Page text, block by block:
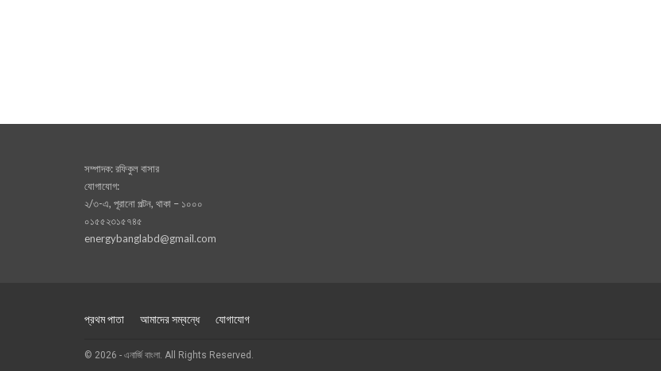
সম্পাদক: রফিকুল বাসার
যোগাযোগ:
২/৩-এ, পূরানো পল্টন, থাকা – ১০০০
০১৫৫২৩১৫৭৪৫
energybanglabd@gmail.com
প্রথম পাতা আমাদের সম্বন্ধে যোগাযোগ
© 2026 - এনার্জি বাংলা. All Rights Reserved.